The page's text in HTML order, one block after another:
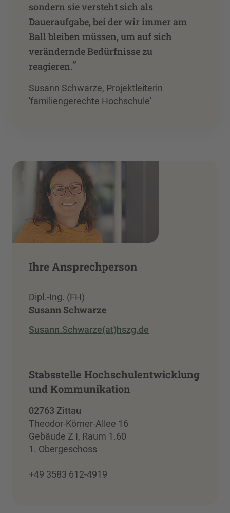
sondern sie versteht sich als
Daueraufgabe, bei der wir immer am
Ball bleiben müssen, um auf sich
verändernde Bedürfnisse zu
reagieren.”
Susann Schwarze, Projektleiterin
'familiengerechte Hochschule'
Ihre Ansprechperson
Dipl.-Ing. (FH)
Susann Schwarze
Susann.Schwarze(at)hszg.de
Stabsstelle Hochschulentwicklung
und Kommunikation
02763 Zittau
Theodor-Körner-Allee 16
Gebäude Z I, Raum 1.60
1. Obergeschoss
+49 3583 612-4919